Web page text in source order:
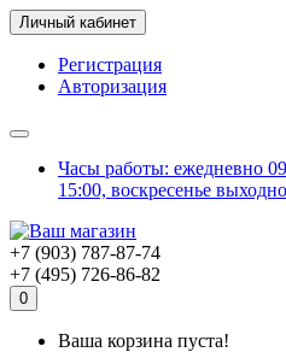
Личный кабинет
Регистрация
Авторизация
Часы работы: ежедневно
15:00, воскресенье
+7 (903) 787-87-74
+7 (495) 726-86-82
0
Ваша корзина пуста!